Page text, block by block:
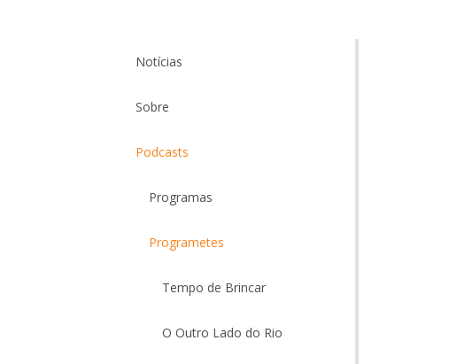
Notícias
Sobre
Podcasts
Programas
Programetes
Tempo de Brincar
O Outro Lado do Rio